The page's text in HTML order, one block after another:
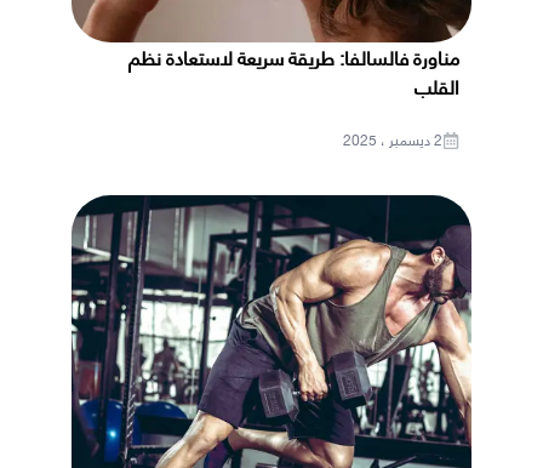
مناورة فالسالفا: طريقة سريعة لاستعادة نظم
القلب
2 ديسمبر ، 2025